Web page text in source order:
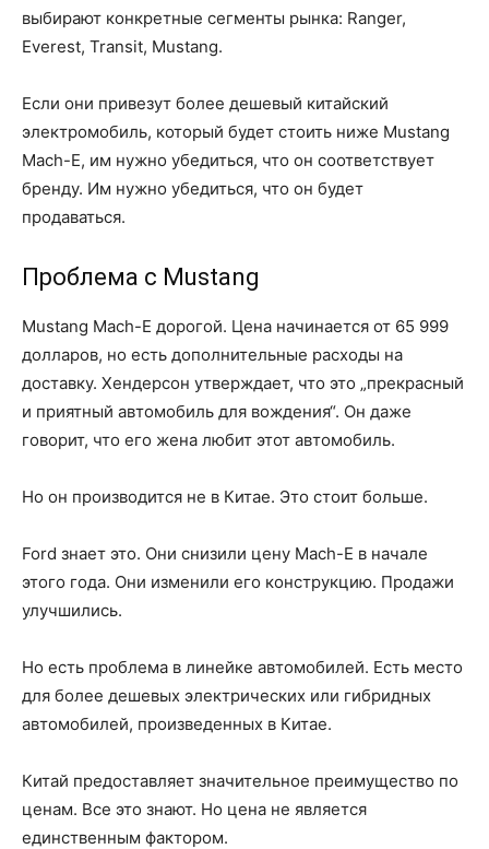
выбирают конкретные сегменты рынка: Ranger,
Everest, Transit, Mustang.
Если они привезут более дешевый китайский
электромобиль, который будет стоить ниже Mustang
Mach-E, им нужно убедиться, что он соответствует
бренду. Им нужно убедиться, что он будет
продаваться.
Проблема с Mustang
Mustang Mach-E дорогой. Цена начинается от 65 999
долларов, но есть дополнительные расходы на
доставку. Хендерсон утверждает, что это „прекрасный
и приятный автомобиль для вождения“. Он даже
говорит, что его жена любит этот автомобиль.
Но он производится не в Китае. Это стоит больше.
Ford знает это. Они снизили цену Mach-E в начале
этого года. Они изменили его конструкцию. Продажи
улучшились.
Но есть проблема в линейке автомобилей. Есть место
для более дешевых электрических или гибридных
автомобилей, произведенных в Китае.
Китай предоставляет значительное преимущество по
ценам. Все это знают. Но цена не является
единственным фактором.